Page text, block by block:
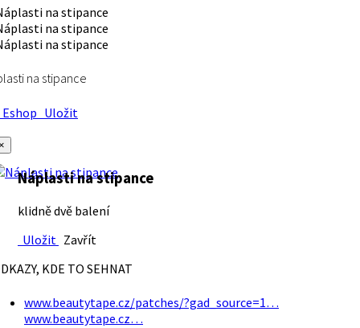
na stipance
Uložit
Náplasti na stipance
klidně dvě balení
Uložit Zavřít
KDE TO SEHNAT
www.beautytape.cz/patches/?gad_source=1…
www.beautytape.cz…